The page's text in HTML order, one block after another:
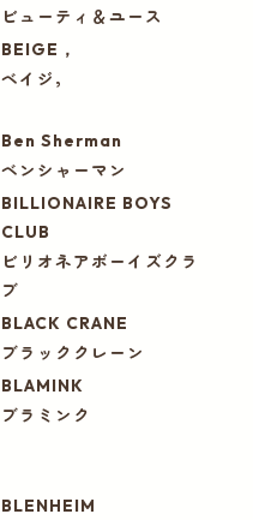
ビューティ＆ユース
BEIGE，
ベイジ，
Ben Sherman
ベンシャーマン
BILLIONAIRE BOYS
CLUB
ビリオネアボーイズクラ
ブ
BLACK CRANE
ブラッククレーン
BLAMINK
ブラミンク
BLENHEIM